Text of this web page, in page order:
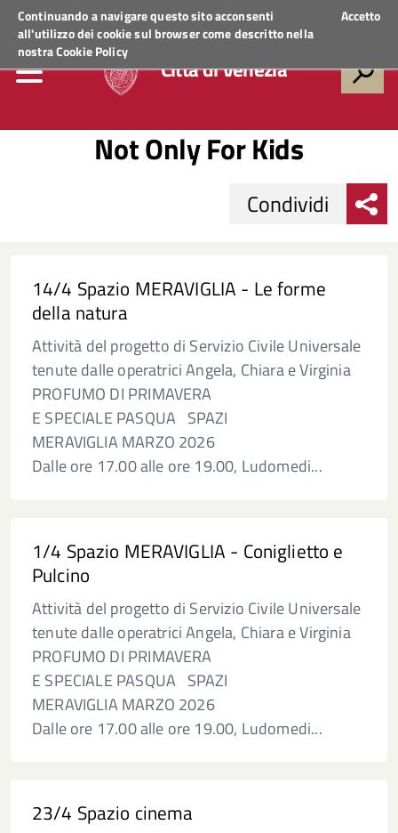
Continuando a navigare questo sito acconsenti
all'utilizzo dei cookie sul browser come descritto nella
nostraCookie Policy
Accetto
Regione VenetoACCEDI AI SERVIZI
Città di Venezia
Not Only For Kids
Condividi
14/4 Spazio MERAVIGLIA - Le forme
della natura
Attività del progetto di Servizio Civile Universale
tenute dalle operatrici Angela, Chiara e Virginia
PROFUMO DI PRIMAVERA
E SPECIALE PASQUA SPAZI
MERAVIGLIA MARZO 2026
Dalle ore 17.00 alle ore 19.00, Ludomedi...
1/4 Spazio MERAVIGLIA - Coniglietto e
Pulcino
Attività del progetto di Servizio Civile Universale
tenute dalle operatrici Angela, Chiara e Virginia
PROFUMO DI PRIMAVERA
E SPECIALE PASQUA SPAZI
MERAVIGLIA MARZO 2026
Dalle ore 17.00 alle ore 19.00, Ludomedi...
23/4 Spazio cinema